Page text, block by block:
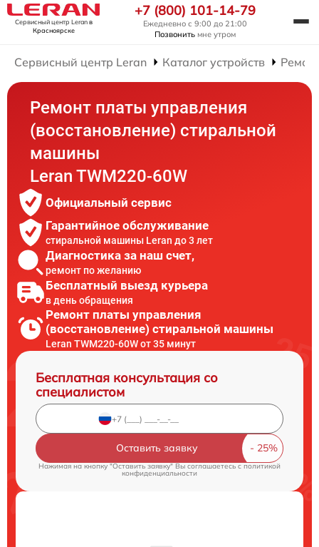
Сервисный центр Leranв
Красноярске
+7 (800) 101-14-79
Ежедневно с 9:00 до 21:00
Позвонить мне утром
Сервисный центр Leran Каталог устройств
Ремонт платы управления
(восстановление) стиральной
машины
Leran TWM220-60W
Официальный сервис
Гарантийное обслуживание
стиральной машины Leran до 3 лет
Диагностика за наш счет,
ремонт по желанию
Бесплатный выезд курьера
в день обращения
Ремонт платы управления
(восстановление) стиральной машины
Leran TWM220-60W от 35 минут
Бесплатная консультация со
специалистом
Оставить заявку
Нажимая на кнопку "Оставить заявку" Вы соглашаетесь cполитикой
конфиденциальности